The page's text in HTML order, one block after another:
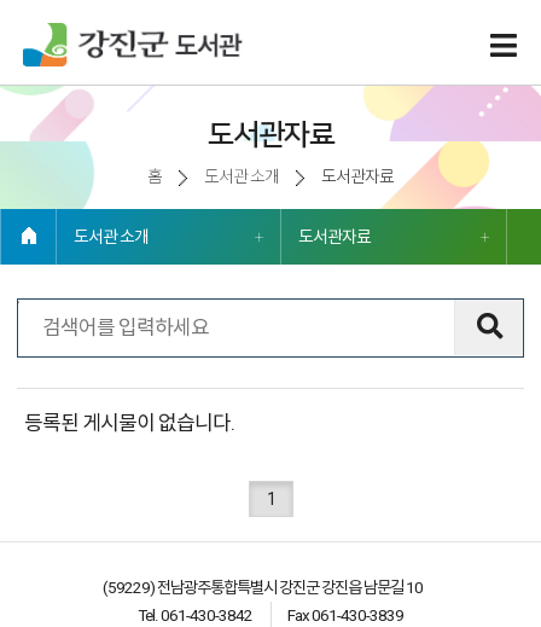
도서관자료
홈 도서관 소개 도서관자료
도서관 소개 도서관자료
전체 0건
서
등록된 게시물이 없습니다.
1
(59229) 전남광주통합특별시 강진군 강진읍 남문길 10
Tel. 061-430-3842
Fax 061-430-3839